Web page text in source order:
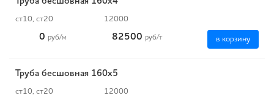
ст10, ст20 12000
0 руб/м 82500 руб/т в корзину
Труба бесшовная 160х5
ст10, ст20 12000